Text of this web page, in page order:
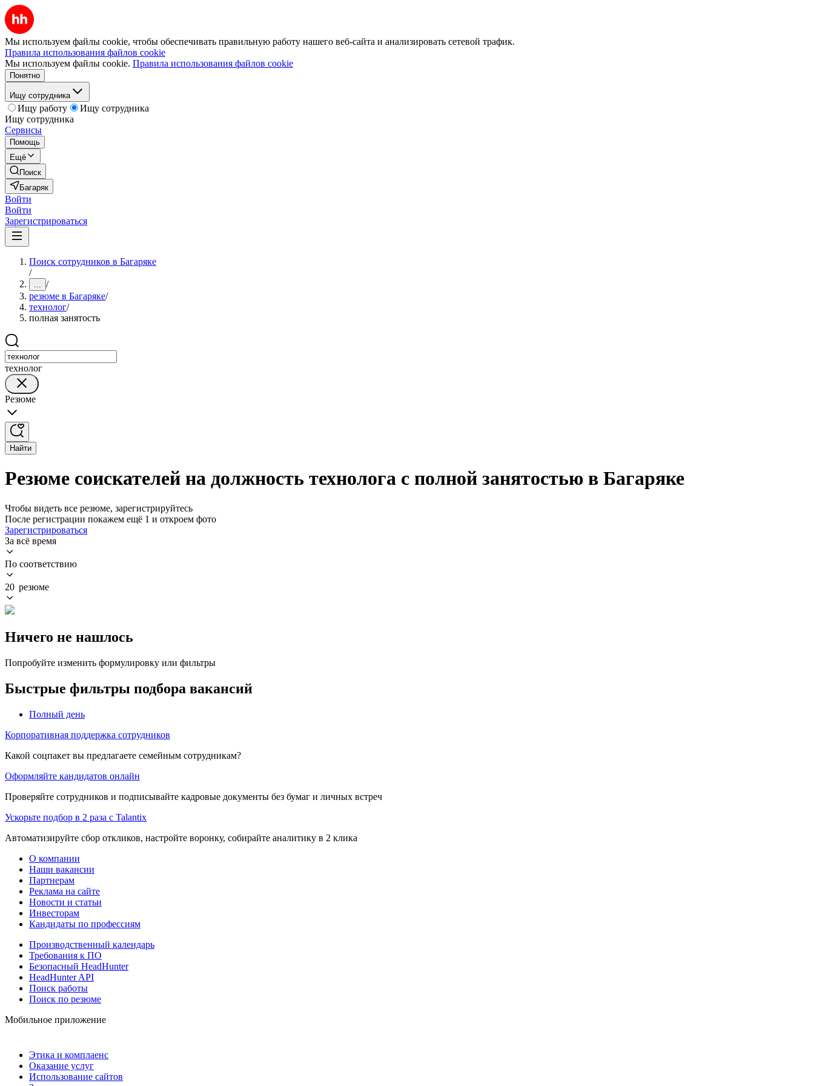
Мы используем файлы cookie, чтобы обеспечивать правильную работу нашего веб-сайта и анализировать сетевой трафик.
Правила использования файлов cookie
Мы используем файлы cookie. Правила использования файлов cookie
Понятно
Ищу сотрудника
Ищу работу
Ищу сотрудника
Ищу сотрудника
Сервисы
Помощь
Ещё
Поиск
Багаряк
Войти
Войти
Зарегистрироваться
Поиск сотрудников в Багаряке
/
... /
резюме в Багаряке/
технолог/
полная занятость
технолог
Резюме
Найти
Резюме соискателей на должность технолога с полной занятостью в Багаряке
Чтобы видеть все резюме, зарегистрируйтесь
После регистрации покажем ещё 1 и откроем фото
Зарегистрироваться
За всё время
По соответствию
20 резюме
Ничего не нашлось
Попробуйте изменить формулировку или фильтры
Быстрые фильтры подбора вакансий
Полный день
Корпоративная поддержка сотрудников
Какой соцпакет вы предлагаете семейным сотрудникам?
Оформляйте кандидатов онлайн
Проверяйте сотрудников и подписывайте кадровые документы без бумаг и личных встреч
Ускорьте подбор в 2 раза с Talantix
Автоматизируйте сбор откликов, настройте воронку, собирайте аналитику в 2 клика
О компании
Наши вакансии
Партнерам
Реклама на сайте
Новости и статьи
Инвесторам
Кандидаты по профессиям
Производственный календарь
Требования к ПО
Безопасный HeadHunter
HeadHunter API
Поиск работы
Поиск по резюме
Мобильное приложение
Этика и комплаенс
Оказание услуг
Использование сайтов